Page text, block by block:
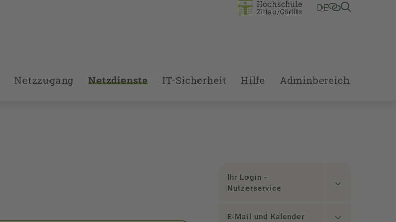
DE
Netzzugang Netzdienste IT-Sicherheit Hilfe Adminbereich
Ihr Login -
Nutzerservice
E-Mail und Kalender